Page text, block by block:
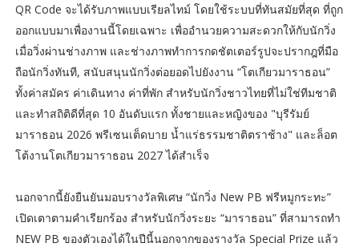
QR Code จะได้รับภาพแบบเรียลไทม์ โดยใช้ระบบที่ทันสมัยที่สุด ที่ถูก
ออกแบบมาเพื่องานนี้โดยเฉพาะ เพื่ออำนวยความสะดวกให้กับนักวิ่ง
เมื่อวิ่งผ่านช่างภาพ และช่างภาพทำการกดชัตเตอร์รูปจะปรากฎที่มือ
ถือนักวิ่งทันที, สนับสนุนนักวิ่งต่อยอดไปยังงาน “โตเกียวมาราธอน”
ทั้งค่าสมัคร ค่าเดินทาง ค่าที่พัก สำหรับนักวิ่งชาวไทยที่ไม่ใช่ทีมชาติ
และทำสถิติดีที่สุด 10 อันดับแรก ทั้งชายและหญิงของ "บุรีรัมย์
มาราธอน 2026 พรีเซนเต็ดบาย น้ำแร่ธรรมชาติตราช้าง" และล็อต
โต้งานโตเกียวมาราธอน 2027 ได้สำเร็จ
นอกจากนี้ยังยืนยันมอบรางวัลพิเศษ “นักวิ่ง New PB ฟรีหมูกระทะ”
เปิดเตาตามคำเรียกร้อง สำหรับนักวิ่งระยะ “มาราธอน” ที่สามารถทำ
NEW PB ของตัวเองได้ในปีนี้นอกจากของรางวัล Special Prize แล้ว